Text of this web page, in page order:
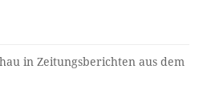
in Zeitungsberichten aus dem